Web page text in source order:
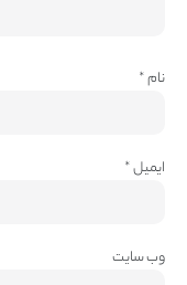
نام*
ایمیل*
وب‌ سایت